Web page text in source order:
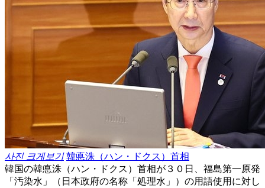
사진 크게보기 韓悳洙（ハン・ドクス）首相
韓国の韓悳洙（ハン・ドクス）首相が３０日、福島第一原発
「汚染水」（日本政府の名称「処理水」）の用語使用に対し